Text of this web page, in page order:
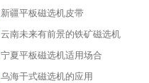
新疆平板磁选机皮带
云南未来有前景的铁矿磁选机
宁夏平板磁选机适用场合
乌海干式磁选机的应用